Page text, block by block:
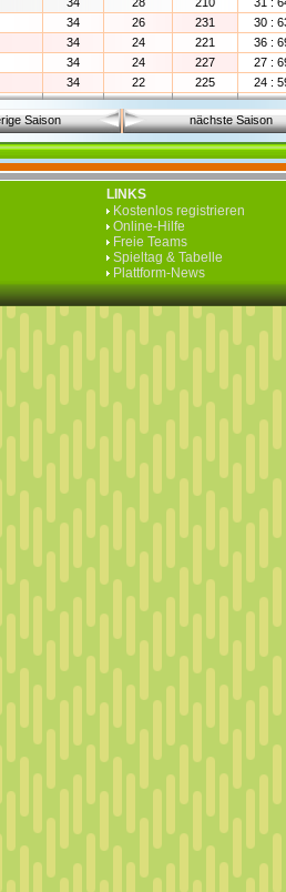
34 26 231
30 :
34 24 221
36 :
34 24 227
27 :
34 22 225 24 :
Saison nächste Saison
LINKS
Kostenlos registrieren
Online-Hilfe
Freie Teams
Spieltag & Tabelle
Plattform-News